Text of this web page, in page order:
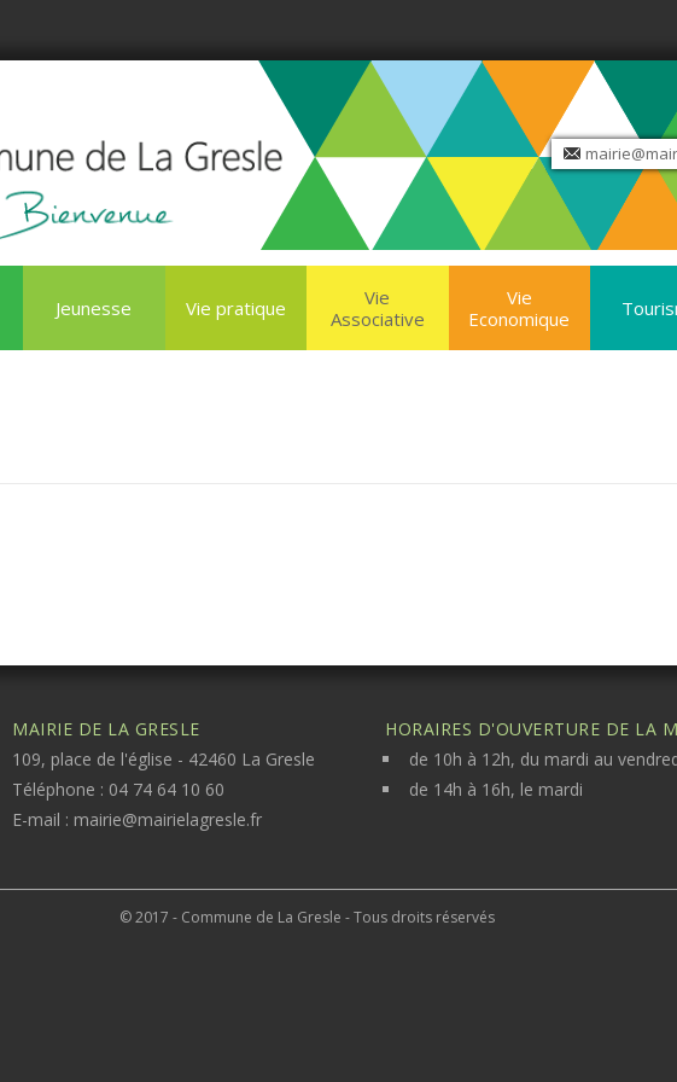
Jeunesse Vie pratique
Vie
Associative
Vie
Economique
MAIRIE DE LA GRESLE
109, place de l'église - 42460 La Gresle
Téléphone : 04 74 64 10 60
E-mail : mairie@mairielagresle.fr
HORAIRES D'OUVERTURE DE LA
de 10h à 12h, du mardi au
de 14h à 16h, le mardi
© 2017 - Commune de La Gresle - Tous droits réservés